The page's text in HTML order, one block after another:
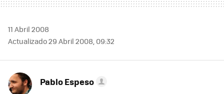
11 Abril 2008
Actualizado 29 Abril 2008, 09:32
Pablo Espeso